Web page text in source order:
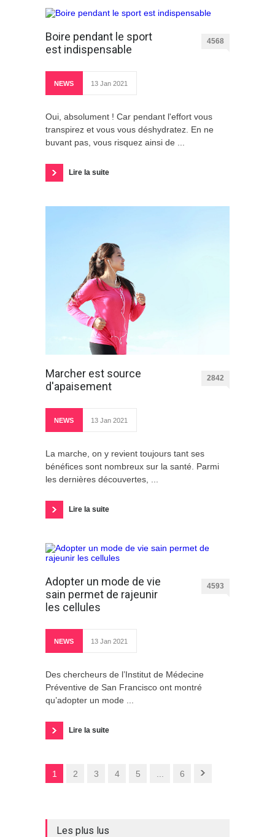
Boire pendant le sport
est indispensable
4568
NEWS 13 Jan 2021
Oui, absolument ! Car pendant l'effort vous
transpirez et vous vous déshydratez. En ne
buvant pas, vous risquez ainsi de ...
Lire la suite
Marcher est source
d'apaisement
2842
NEWS 13 Jan 2021
La marche, on y revient toujours tant ses
bénéfices sont nombreux sur la santé. Parmi
les dernières découvertes, ...
Lire la suite
Adopter un mode de vie
sain permet de rajeunir
les cellules
4593
NEWS 13 Jan 2021
Des chercheurs de l’Institut de Médecine
Préventive de San Francisco ont montré
qu’adopter un mode ...
Lire la suite
1 2 3 4 5 6
Les plus lus